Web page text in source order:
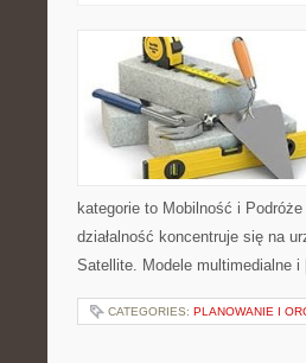
kategorie to Mobilność i
działalność koncentruje się na
Satellite. Modele multimedialne
CATEGORIES: PLANOWANIE I